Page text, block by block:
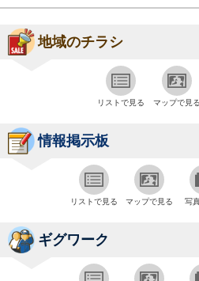
地域のチラシ
リストで見る マップで見る
情報掲示板
リストで見る マップで見る 写
ギグワーク